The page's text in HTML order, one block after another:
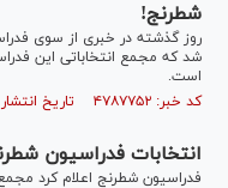
شطرنج!
روز گذشته در خبری از سوی
شد که مجمع انتخاباتی این
است.
کد خبر: ۴۷۸۷۷۵۲ تاریخ انتشار : ۱۴۰۳/۰۵/۲۲
انتخابات فدراسیون
فدراسیون شطرنج اعلام کرد